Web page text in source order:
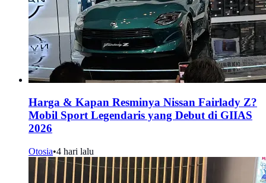
Harga & Kapan Resminya Nissan Fairlady Z?
Mobil Sport Legendaris yang Debut di GIIAS
2026
Otosia•4 hari lalu